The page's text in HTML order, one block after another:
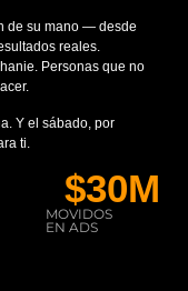
de su mano — desde
reales.
Personas que no
Y el sábado, por
ti.
MOVIDOS
EN ADS
$30M